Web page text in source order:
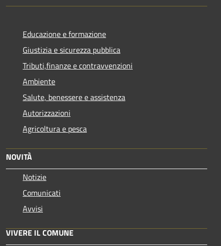
Educazione e formazione
Giustizia e sicurezza pubblica
Tributi,finanze e contravvenzioni
Ambiente
Salute, benessere e assistenza
Autorizzazioni
Agricoltura e pesca
NOVITÀ
Notizie
Comunicati
Avvisi
VIVERE IL COMUNE